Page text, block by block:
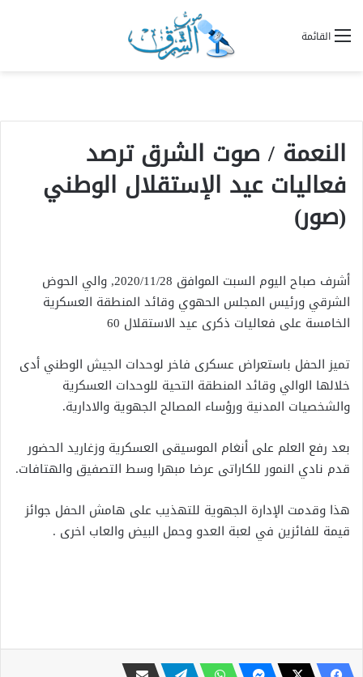
القائمة
النعمة / صوت الشرق ترصد
فعاليات عيد الإستقلال الوطني
(صور)
أشرف صباح اليوم السبت الموافق 2020/11/28, والي الحوض
الشرقي ورئيس المجلس الحهوي وقائد المنطقة العسكرية
الخامسة على فعاليات ذكرى عيد الاستقلال 60
تميز الحفل باستعراض عسكرى فاخر لوحدات الجيش الوطني أدى
خلالها الوالي وقائد المنطقة التحية للوحدات العسكرية
والشخصيات المدنية ورؤساء المصالح الجهوية والادارية.
بعد رفع العلم على أنغام الموسيقى العسكرية وزغاريد الحضور
قدم نادي النمور للكاراتى عرضا مبهرا وسط التصفيق والهتافات.
هذا وقدمت الإدارة الجهوية للتهذيب على هامش الحفل جوائز
قيمة للفائزين في لعبة العدو وحمل البيض والعاب اخرى .